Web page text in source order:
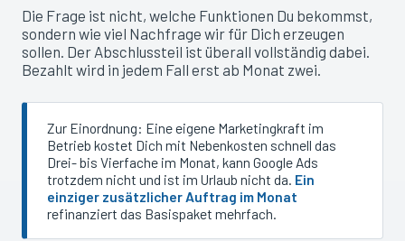
Die Frage ist nicht, welche Funktionen Du bekommst,
sondern wie viel Nachfrage wir für Dich erzeugen
sollen. Der Abschlussteil ist überall vollständig dabei.
Bezahlt wird in jedem Fall erst ab Monat zwei.
Zur Einordnung: Eine eigene Marketingkraft im
Betrieb kostet Dich mit Nebenkosten schnell das
Drei- bis Vierfache im Monat, kann Google Ads
trotzdem nicht und ist im Urlaub nicht da. Ein
einziger zusätzlicher Auftrag im Monat
refinanziert das Basispaket mehrfach.